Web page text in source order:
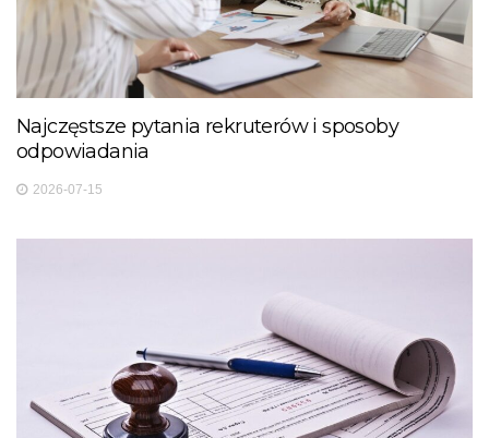
Najczęstsze pytania rekruterów i sposoby
odpowiadania
2026-07-15